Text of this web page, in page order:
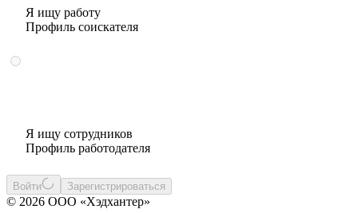
Я ищу работу
Профиль соискателя
Я ищу сотрудников
Профиль работодателя
Войти Зарегистрироваться
© 2026 ООО «Хэдхантер»